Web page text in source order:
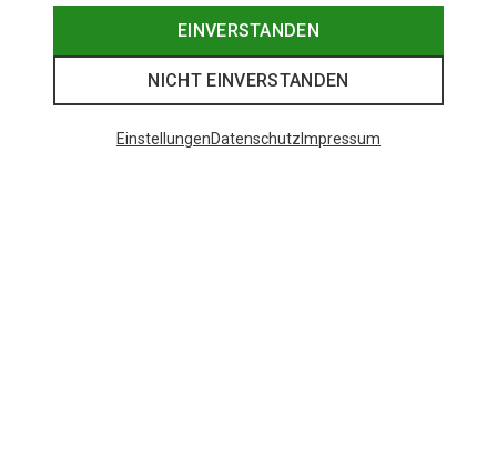
EINVERSTANDEN
NICHT EINVERSTANDEN
EinstellungenDatenschutz Impressum